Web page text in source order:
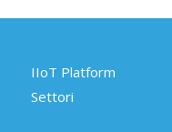
IIoT Platform
Settori